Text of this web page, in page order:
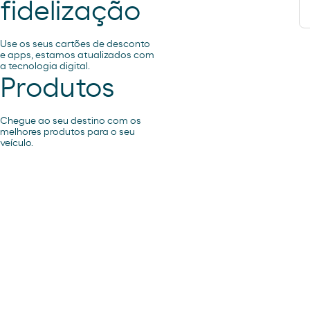
fidelização
Use os seus cartões de desconto
e apps, estamos atualizados com
a tecnologia digital.
Produtos
Chegue ao seu destino com os
melhores produtos para o seu
veículo.